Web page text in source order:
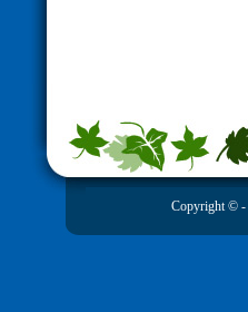
Copyright © -